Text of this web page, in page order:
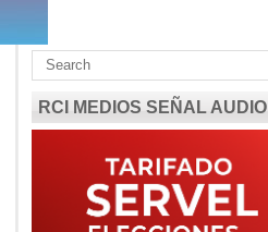
RCI MEDIOS SEÑAL AUDIO